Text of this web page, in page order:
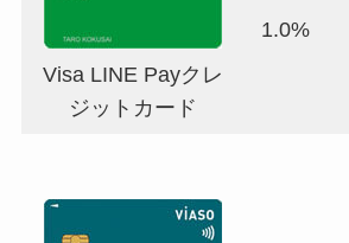
Visa LINE Payクレ
ジットカード
1.0%